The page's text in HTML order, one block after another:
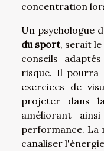
concentration
Un psychologue
du sport, serait
conseils
risque. Il pourra
exercices de
projeter dans
améliorant
performance. La
canaliser